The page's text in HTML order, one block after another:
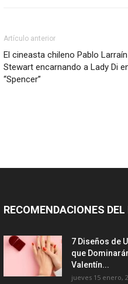
Artículo anterior
El cineasta chileno Pablo
Stewart encarnando a Lady Di
“Spencer”
RECOMENDACIONES DEL
7 Diseños de
que
Valentín...
jueves 15 enero,